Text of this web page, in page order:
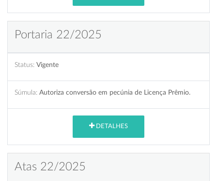
Portaria 22/2025
Status: Vigente
Súmula: Autoriza conversão em pecúnia de Licença Prêmio.
DETALHES
Atas 22/2025